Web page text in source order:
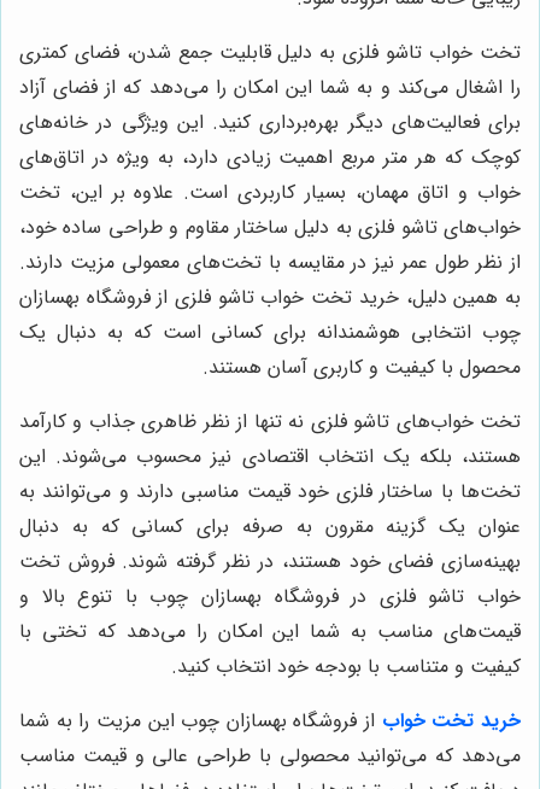
تخت خواب تاشو فلزی به دلیل قابلیت جمع شدن، فضای کمتری
را اشغال می‌کند و به شما این امکان را می‌دهد که از فضای آزاد
برای فعالیت‌های دیگر بهره‌برداری کنید. این ویژگی در خانه‌های
کوچک که هر متر مربع اهمیت زیادی دارد، به ویژه در اتاق‌های
خواب و اتاق مهمان، بسیار کاربردی است. علاوه بر این، تخت
خواب‌های تاشو فلزی به دلیل ساختار مقاوم و طراحی ساده خود،
از نظر طول عمر نیز در مقایسه با تخت‌های معمولی مزیت دارند.
به همین دلیل، خرید تخت خواب تاشو فلزی از فروشگاه بهسازان
چوب انتخابی هوشمندانه برای کسانی است که به دنبال یک
محصول با کیفیت و کاربری آسان هستند.
تخت خواب‌های تاشو فلزی نه تنها از نظر ظاهری جذاب و کارآمد
هستند، بلکه یک انتخاب اقتصادی نیز محسوب می‌شوند. این
تخت‌ها با ساختار فلزی خود قیمت مناسبی دارند و می‌توانند به
عنوان یک گزینه مقرون به صرفه برای کسانی که به دنبال
بهینه‌سازی فضای خود هستند، در نظر گرفته شوند. فروش تخت
خواب تاشو فلزی در فروشگاه بهسازان چوب با تنوع بالا و
قیمت‌های مناسب به شما این امکان را می‌دهد که تختی با
کیفیت و متناسب با بودجه خود انتخاب کنید.
خرید تخت خواب از فروشگاه بهسازان چوب این مزیت را به شما
می‌دهد که می‌توانید محصولی با طراحی عالی و قیمت مناسب